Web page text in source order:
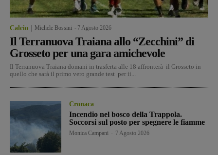
Calcio Michele Bossini 7 Agosto 2026
Il Terranuova Traiana allo “Zecchini” di
Grosseto per una gara amichevole
Il Terranuova Traiana domani in trasferta alle 18 affronterà il Grosseto in
quello che sarà il primo vero grande test per ii...
Cronaca
Incendio nel bosco della Trappola.
Soccorsi sul posto per spegnere le fiamme
Monica Campani 7 Agosto 2026